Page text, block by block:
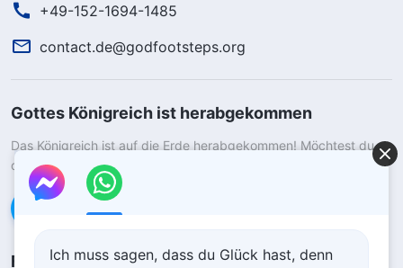
+49-152-1694-1485
contact.de@godfootsteps.org
Gottes Königreich ist herabgekommen
Das Königreich ist auf die Erde herabgekommen! Möchtest du
das Königreich Gottes betreten?
Kontaktiere uns über WhatsApp
Folge unsIch muss sagen, dass du Glück hast, denn